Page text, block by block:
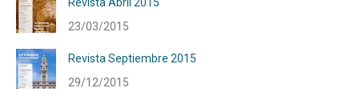
23/03/2015
Revista Septiembre 2015
29/12/2015